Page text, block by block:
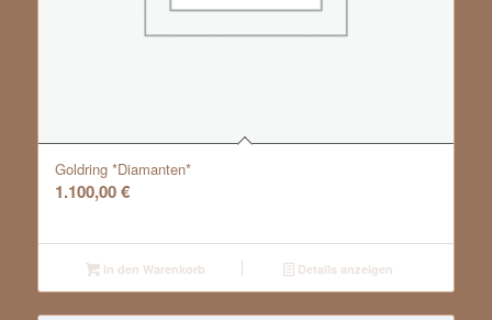
Goldring *Diamanten*
1.100,00€
In den Warenkorb Details anzeigen